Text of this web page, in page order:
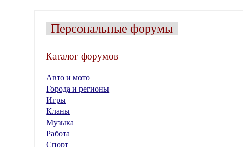
Персональные форумы
Каталог форумов
Авто и мото
Города и регионы
Игры
Кланы
Музыка
Работа
Спорт